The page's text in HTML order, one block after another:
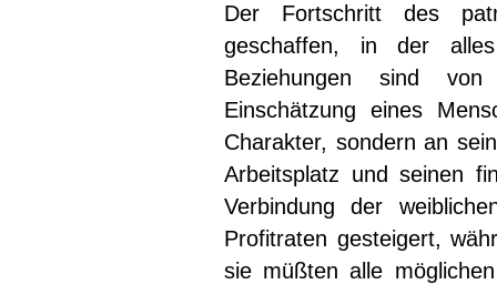
Der Fortschritt des
geschaffen, in der
Beziehungen sind
Einschätzung eines
Charakter, sondern an
Arbeitsplatz und seinen
Verbindung der
Profitraten gesteigert,
sie müßten alle